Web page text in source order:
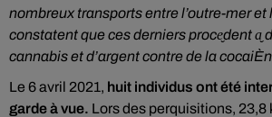
nombreux transports entre l’outre-mer
constatent que ces derniers proce̬dent a̬
cannabis et d’argent contre de la
Le 6 avril 2021, huit individus ont été
garde à vue. Lors des perquisitions, 23,8